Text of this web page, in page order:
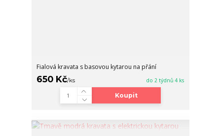
Fialová kravata s basovou kytarou na přání
650 Kč/ks do 2 týdnů 4 ks
Koupit